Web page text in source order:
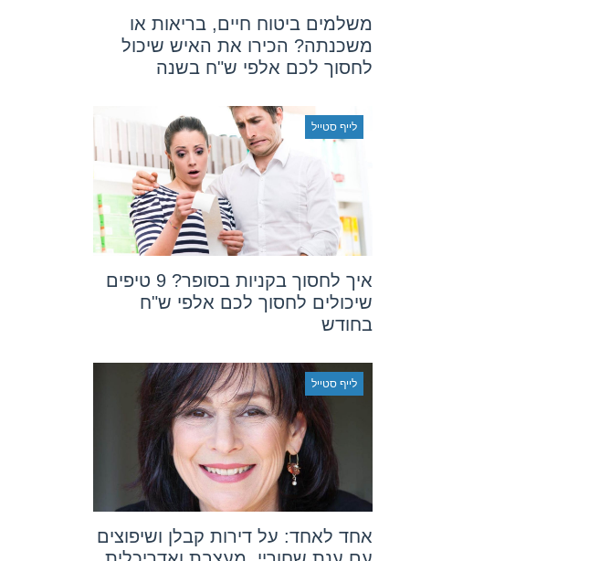
משלמים ביטוח חיים, בריאות או
משכנתה? הכירו את האיש שיכול
לחסוך לכם אלפי ש"ח בשנה
לייף סטייל
איך לחסוך בקניות בסופר? 9 טיפים
שיכולים לחסוך לכם אלפי ש"ח
בחודש
לייף סטייל
אחד לאחד: על דירות קבלן ושיפוצים